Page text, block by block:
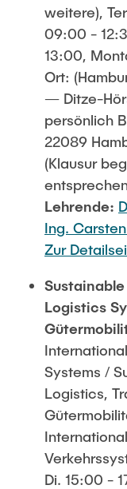
weitere),
09:00 -
13:00,
Ort:
— Ditze-
persönlich
22089
(Klausur
Lehrende:
Ing.
Zur
Logistics
Systems /
Logistics,
Di. 15:00 -